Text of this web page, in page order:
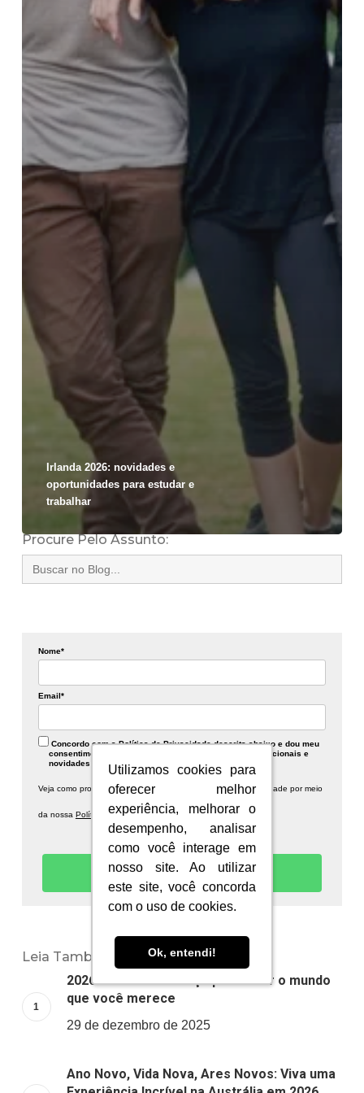
Utilizamos cookies para
oferecer melhor
experiência, melhorar o
desempenho, analisar
como você interage em
nosso site. Ao utilizar
este site, você concorda
com o uso de cookies.
Ok, entendi!
Utilizamos cookies para
oferecer melhor
experiência, melhorar o
desempenho, analisar
como você interage em
nosso site. Ao utilizar
este site, você concorda
com o uso de cookies.
Ok, entendi!
Irlanda 2026: novidades e
oportunidades para estudar e
trabalhar
Procure Pelo Assunto:
Search
for:
Nome*
Email*
Concordo com a Política de Privacidade descrita abaixo e dou meu
consentimento para recebimento de publicidades institucionais e
novidades sobre a Information Planet.
Veja como protegemos seus dados e respeitamos sua privacidade por meio
da nossa Política de Privacidade.
Quero receber novidades!
Leia Também:
2026: um novo começo para viver o mundo
que você merece
29 de dezembro de 2025
Ano Novo, Vida Nova, Ares Novos: Viva uma